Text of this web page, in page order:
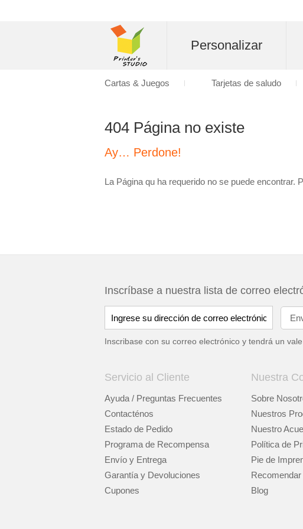
404 Página no existe
Ay… Perdone!
La Página qu ha requerido no se puede encontrar.
Inscríbase a nuestra lista de correo
Inscribase con su correo electrónico y tendrá un
Servicio al Cliente
Ayuda / Preguntas Frecuentes
Contacténos
Estado de Pedido
Programa de Recompensa
Envío y Entrega
Garantía y Devoluciones
Cupones
Nuestra
Sobre
Nuestros
Nuestro
Política de
Pie de
Blog
Personalizar
Cartas & Juegos Tarjetas de saludo